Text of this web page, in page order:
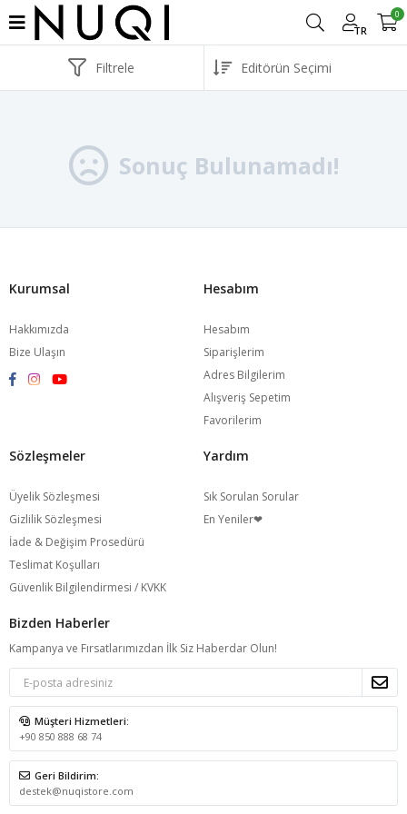
TR
0
Filtrele
Sonuç Bulunamadı!
Kurumsal
Hakkımızda
Bize Ulaşın
Hesabım
Hesabım
Siparişlerim
Adres Bilgilerim
Alışveriş Sepetim
Favorilerim
Sözleşmeler
Üyelik Sözleşmesi
Gizlilik Sözleşmesi
İade & Değişim Prosedürü
Teslimat Koşulları
Güvenlik Bilgilendirmesi / KVKK
Yardım
Sık Sorulan Sorular
En Yeniler❤
Bizden Haberler
Kampanya ve Fırsatlarımızdan İlk Siz Haberdar Olun!
Müşteri Hizmetleri:
+90 850 888 68 74
Geri Bildirim:
destek@nuqistore.com